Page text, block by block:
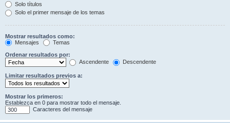
Solo títulos
Solo el primer mensaje de los temas
Mostrar resultados como:
Mensajes
Temas
Ordenar resultados por:
Ascendente
Descendente
Limitar resultados previos a:
Mostrar los primeros:
Establezca en 0 para mostrar todo el mensaje.
Caracteres del mensaje